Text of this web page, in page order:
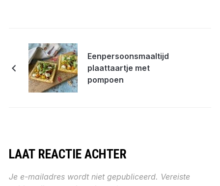
Eenpersoonsmaaltijd
plaattaartje met
pompoen
LAAT REACTIE ACHTER
Je e-mailadres wordt niet gepubliceerd. Vereiste